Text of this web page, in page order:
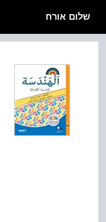
שלום אורח